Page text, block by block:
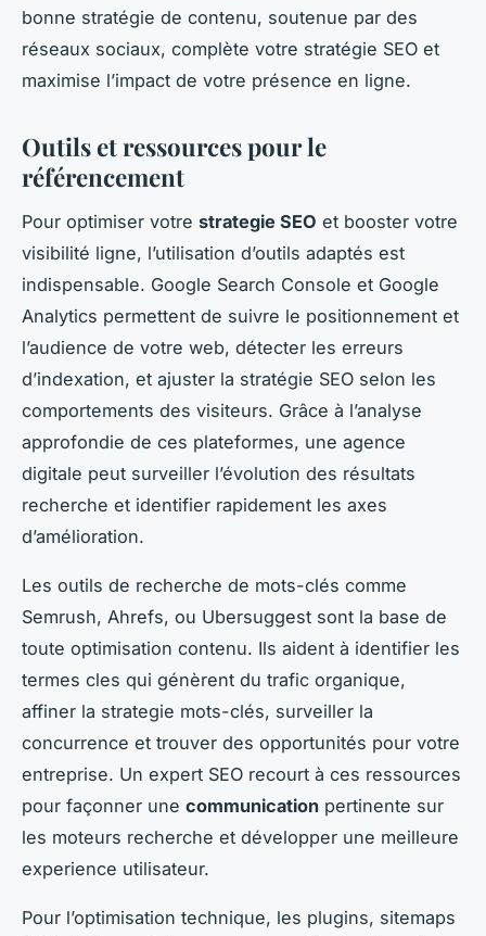
bonne stratégie de contenu, soutenue par des
réseaux sociaux, complète votre stratégie SEO et
maximise l’impact de votre présence en ligne.
Outils et ressources pour le
référencement
Pour optimiser votre strategie SEO et booster votre
visibilité ligne, l’utilisation d’outils adaptés est
indispensable. Google Search Console et Google
Analytics permettent de suivre le positionnement et
l’audience de votre web, détecter les erreurs
d’indexation, et ajuster la stratégie SEO selon les
comportements des visiteurs. Grâce à l’analyse
approfondie de ces plateformes, une agence
digitale peut surveiller l’évolution des résultats
recherche et identifier rapidement les axes
d’amélioration.
Les outils de recherche de mots-clés comme
Semrush, Ahrefs, ou Ubersuggest sont la base de
toute optimisation contenu. Ils aident à identifier les
termes cles qui génèrent du trafic organique,
affiner la strategie mots-clés, surveiller la
concurrence et trouver des opportunités pour votre
entreprise. Un expert SEO recourt à ces ressources
pour façonner une communication pertinente sur
les moteurs recherche et développer une meilleure
experience utilisateur.
Pour l’optimisation technique, les plugins, sitemaps